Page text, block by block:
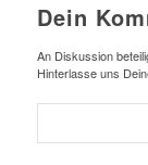
Dein
An Diskussion
Hinterlasse uns